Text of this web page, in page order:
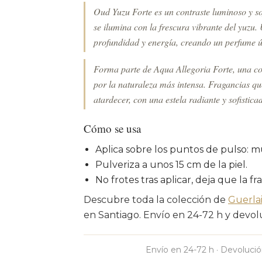
Oud Yuzu Forte es un contraste luminoso y
se ilumina con la frescura vibrante del
profundidad y energía, creando un perfume
Forma parte de Aqua Allegoria Forte, una
por la naturaleza más intensa. Fragancias
atardecer, con una estela radiante y
Cómo se usa
Aplica sobre los puntos de pulso:
Pulveriza a unos 15 cm de la piel.
No frotes tras aplicar, deja que la
Descubre toda la colección de
en Santiago. Envío en 24-72 h y
Envío en 24-72 h ·